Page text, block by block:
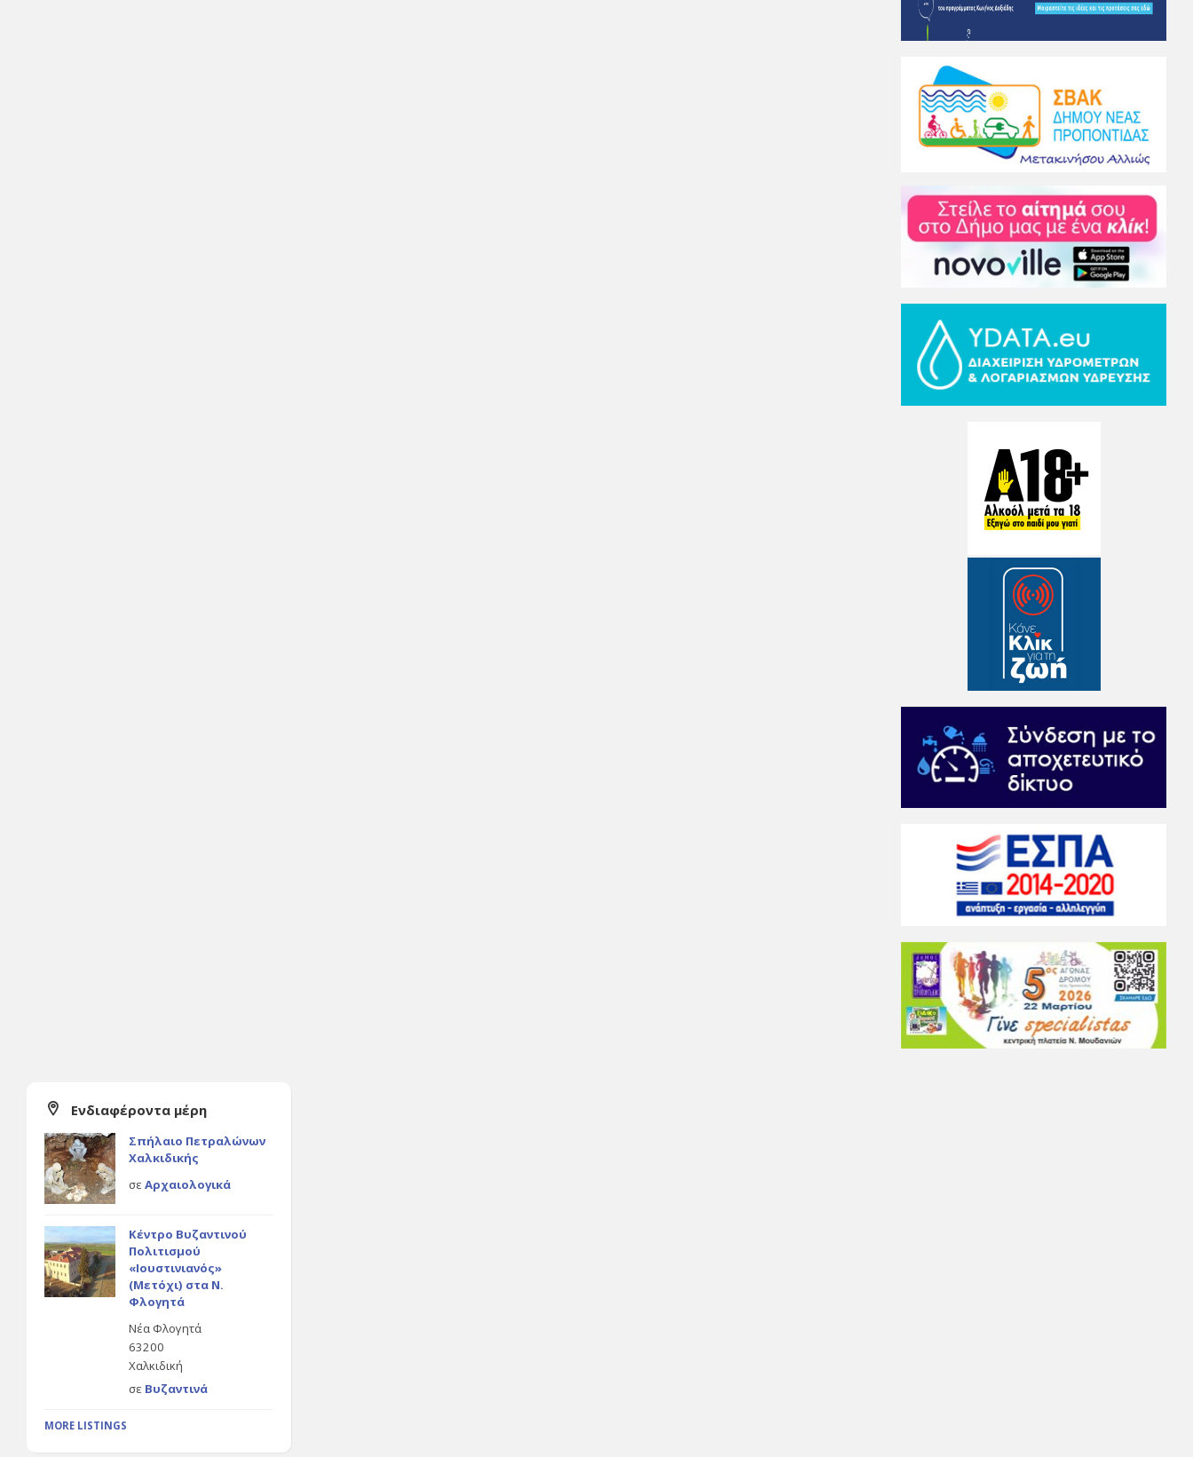
Ενδιαφέροντα μέρη
Σπήλαιο Πετραλώνων
Χαλκιδικής
σε Αρχαιολογικά
Κέντρο Βυζαντινού
Πολιτισμού
«Ιουστινιανός»
(Μετόχι) στα Ν.
Φλογητά
Νέα Φλογητά
63200
Χαλκιδική
σε Βυζαντινά
MORE LISTINGS